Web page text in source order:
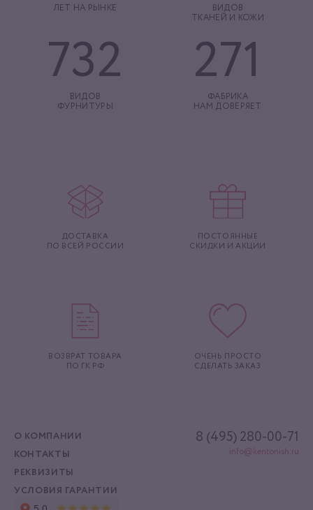
ЛЕТ НА РЫНКЕ
ВИДОВ
ТКАНЕЙ И КОЖИ
732
ВИДОВ
ФУРНИТУРЫ
271
ФАБРИКА
НАМ ДОВЕРЯЕТ
ДОСТАВКА
ПО ВСЕЙ РОССИИ
ПОСТОЯННЫЕ
СКИДКИ И АКЦИИ
ВОЗВРАТ ТОВАРА
ПО ГК РФ
ОЧЕНЬ ПРОСТО
СДЕЛАТЬ ЗАКАЗ
О КОМПАНИИ
КОНТАКТЫ
РЕКВИЗИТЫ
УСЛОВИЯ ГАРАНТИИ
8 (495) 280-00-71
info@kentonish.ru